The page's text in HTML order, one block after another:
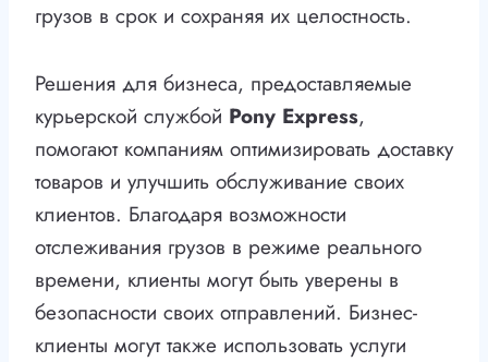
грузов в срок и сохраняя их целостность.
Решения для бизнеса, предоставляемые
курьерской службой Pony Express,
помогают компаниям оптимизировать доставку
товаров и улучшить обслуживание своих
клиентов. Благодаря возможности
отслеживания грузов в режиме реального
времени, клиенты могут быть уверены в
безопасности своих отправлений. Бизнес-
клиенты могут также использовать услуги